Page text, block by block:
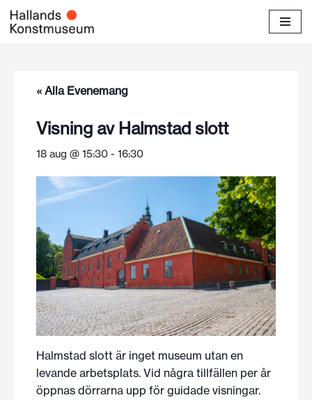
Hoppa
« Alla Evenemang
Visning av Halmstad slott
18 aug @ 15:30 - 16:30
Halmstad slott är inget museum utan en
levande arbetsplats. Vid några tillfällen per år
öppnas dörrarna upp för guidade visningar.